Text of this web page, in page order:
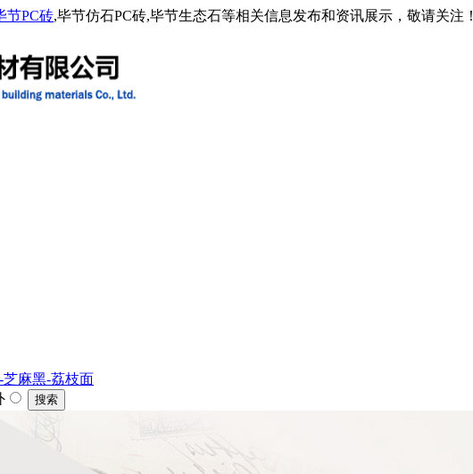
节PC砖,毕节仿石PC砖,毕节生态石等相关信息发布和资讯展示，敬请关注！
麻黑-荔枝面